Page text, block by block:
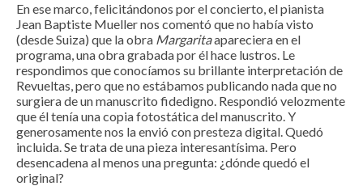
En ese marco, felicitándonos por el concierto, el pianista
Jean Baptiste Mueller nos comentó que no había visto
(desde Suiza) que la obra Margaritaapareciera en el
programa, una obra grabada por él hace lustros. Le
respondimos que conocíamos su brillante interpretación de
Revueltas, pero que no estábamos publicando nada que no
surgiera de un manuscrito fidedigno. Respondió velozmente
que él tenía una copia fotostática del manuscrito. Y
generosamente nos la envió con presteza digital. Quedó
incluida. Se trata de una pieza interesantísima. Pero
desencadena al menos una pregunta: ¿dónde quedó el
original?